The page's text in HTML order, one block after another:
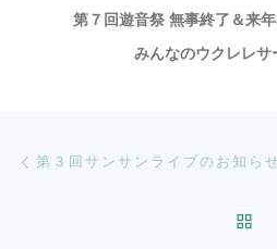
第７回遊音祭 無事終了＆来
みんなのウクレレ
第３回サンサンライブのお知ら